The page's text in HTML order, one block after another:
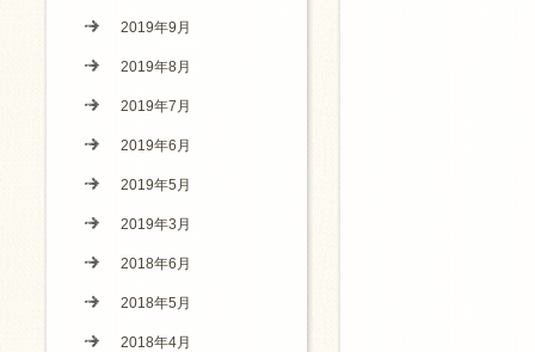
2019年9月
2019年8月
2019年7月
2019年6月
2019年5月
2019年3月
2018年6月
2018年5月
2018年4月